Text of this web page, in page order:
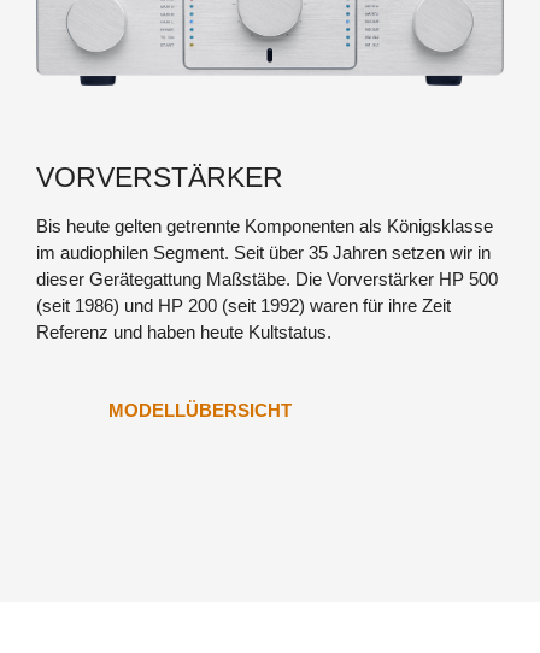
VORVERSTÄRKER
Bis heute gelten getrennte Komponenten als Königsklasse
im audiophilen Segment. Seit über 35 Jahren setzen wir in
dieser Gerätegattung Maßstäbe. Die Vorverstärker HP 500
(seit 1986) und HP 200 (seit 1992) waren für ihre Zeit
Referenz und haben heute Kultstatus.
MODELLÜBERSICHT